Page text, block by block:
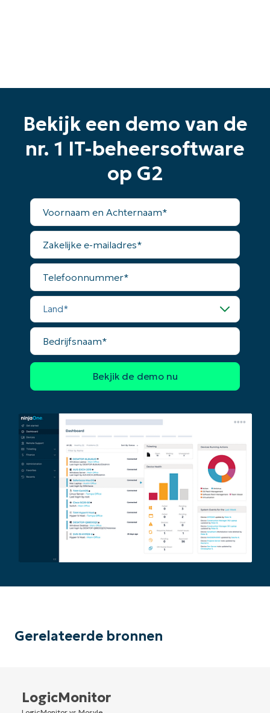
Bekijk een demo van de
nr. 1 IT-beheersoftware
op G2
Voornaam
Achternaam*
Zakelijke
mailadres*
Telefoonnummer*
Land*
Bedrijfsnaam*
Gerelateerde bronnen
LogicMonitor